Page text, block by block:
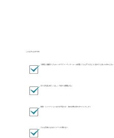
こんな方におすすめ
工務店に依頼をしたがインテリアコーディネーターが在籍しておらずどのように決めたら良いか分からない
どんな完成になるかイメージが湧かない
​新築・リノベーションをする予定だが、決める事が多すぎてパンクしそう